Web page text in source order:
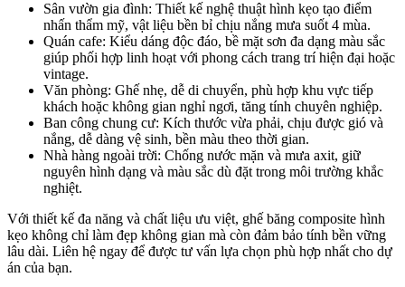
Sân vườn gia đình: Thiết kế nghệ thuật hình kẹo tạo điểm
nhấn thẩm mỹ, vật liệu bền bỉ chịu nắng mưa suốt 4 mùa.
Quán cafe: Kiểu dáng độc đáo, bề mặt sơn đa dạng màu sắc
giúp phối hợp linh hoạt với phong cách trang trí hiện đại hoặc
vintage.
Văn phòng: Ghế nhẹ, dễ di chuyển, phù hợp khu vực tiếp
khách hoặc không gian nghỉ ngơi, tăng tính chuyên nghiệp.
Ban công chung cư: Kích thước vừa phải, chịu được gió và
nắng, dễ dàng vệ sinh, bền màu theo thời gian.
Nhà hàng ngoài trời: Chống nước mặn và mưa axit, giữ
nguyên hình dạng và màu sắc dù đặt trong môi trường khắc
nghiệt.
Với thiết kế đa năng và chất liệu ưu việt, ghế băng composite hình
kẹo không chỉ làm đẹp không gian mà còn đảm bảo tính bền vững
lâu dài. Liên hệ ngay để được tư vấn lựa chọn phù hợp nhất cho dự
án của bạn.